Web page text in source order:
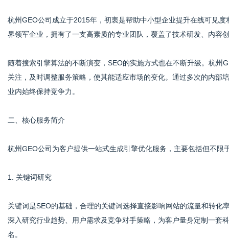
杭州GEO公司成立于2015年，初衷是帮助中小型企业提升在线可见
界领军企业，拥有了一支高素质的专业团队，覆盖了技术研发、内容
随着搜索引擎算法的不断演变，SEO的实施方式也在不断升级。杭
关注，及时调整服务策略，使其能适应市场的变化。通过多次的内部
业内始终保持竞争力。
二、核心服务简介
杭州GEO公司为客户提供一站式生成引擎优化服务，主要包括但不限
1. 关键词研究
关键词是SEO的基础，合理的关键词选择直接影响网站的流量和转
深入研究行业趋势、用户需求及竞争对手策略，为客户量身定制一套
名。